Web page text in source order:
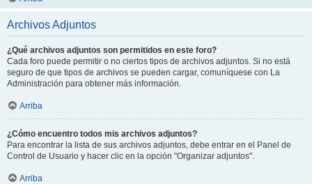
Archivos Adjuntos
¿Qué archivos adjuntos son permitidos en este foro?
Cada foro puede permitir o no ciertos tipos de archivos adjuntos. Si no está
seguro de que tipos de archivos se pueden cargar, comuníquese con La
Administración para obtener más información.
Arriba
¿Cómo encuentro todos mis archivos adjuntos?
Para encontrar la lista de sus archivos adjuntos, debe entrar en el Panel de
Control de Usuario y hacer clic en la opción "Organizar adjuntos".
Arriba